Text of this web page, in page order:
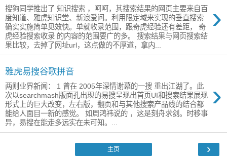
›
搜狗同学推出了 知识搜索 ，呵呵，其搜索结果的网页主要来自百
度知道、雅虎知识堂、新浪爱问。利用限定域来实现的垂直搜索
确实实施简单见效快。单就收录范围，跟奇虎经验还有差距， 奇
虎经验搜索收录 的内容的范围要广的多。 搜索结果与网页搜索结
果比较，去掉了网址url，这点做的不厚道，拿内...
雅虎易搜谷歌拼音
›
两则业界新闻： 1 曾在 2005年深情谢幕的一搜 重出江湖了。此
次以searchmash版面孔出现的易搜呈现出首页UI和搜索结果展现
形式上的巨大改变，左右版，翻页和与其他搜索产品线的结合都
能给人面目一新的感觉。 如周鸿祎说的 ，这是刻舟求剑。时移事
异，易搜在能走多远实在未可知。...
›
主页